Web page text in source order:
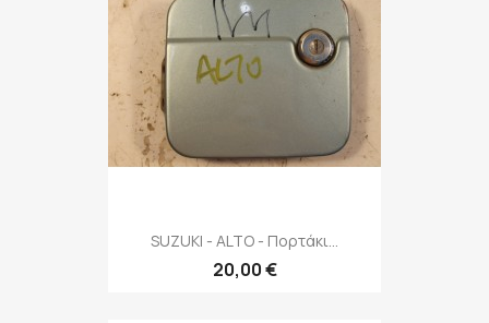
SUZUKI - ALTO - Πορτάκι...
20,00 €